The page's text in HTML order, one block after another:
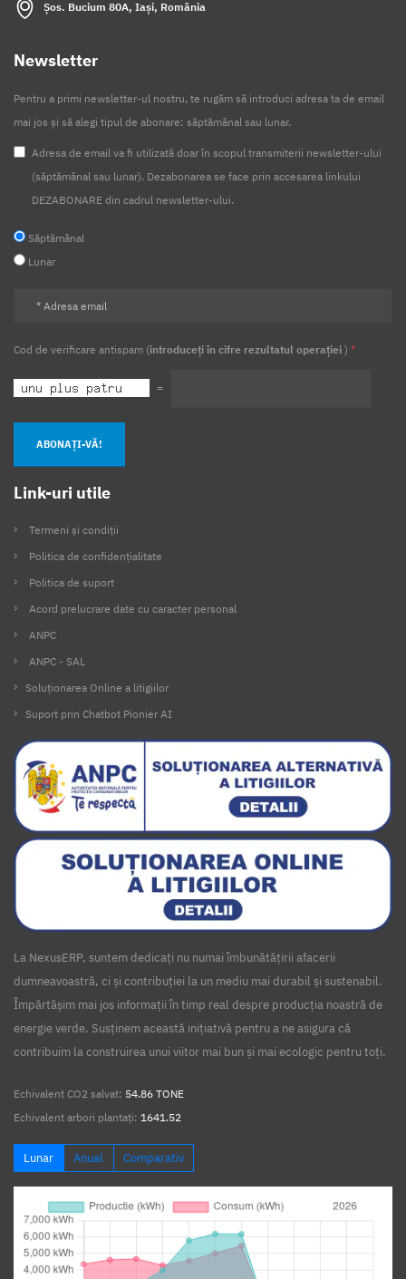
Șos. Bucium 80A, Iași, România
Newsletter
Pentru a primi newsletter-ul nostru, te rugăm să introduci adresa ta de email
mai jos și să alegi tipul de abonare: săptămânal sau lunar.
Adresa de email va fi utilizată doar în scopul transmiterii newsletter-ului
(săptămânal sau lunar). Dezabonarea se face prin accesarea linkului
DEZABONARE din cadrul newsletter-ului.
Săptămânal
Lunar
Cod de verificare antispam (introduceți în cifre rezultatul operației ) *
=
ABONAȚI-VĂ!
Link-uri utile
Termeni și condiții
Politica de confidențialitate
Politica de suport
Acord prelucrare date cu caracter personal
ANPC
ANPC - SAL
Soluționarea Online a litigiilor
Suport prin Chatbot Pionier AI
La NexusERP, suntem dedicați nu numai îmbunătățirii afacerii
dumneavoastră, ci și contribuției la un mediu mai durabil și sustenabil.
Împărtășim mai jos informații în timp real despre producția noastră de
energie verde. Susținem această inițiativă pentru a ne asigura că
contribuim la construirea unui viitor mai bun și mai ecologic pentru toți.
Echivalent CO2 salvat: 54.86 TONE
Echivalent arbori plantați: 1641.52
Lunar Anual Comparativ